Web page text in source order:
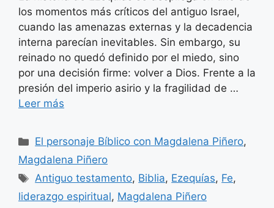
los momentos más críticos del antiguo Israel,
cuando las amenazas externas y la decadencia
interna parecían inevitables. Sin embargo, su
reinado no quedó definido por el miedo, sino
por una decisión firme: volver a Dios. Frente a la
presión del imperio asirio y la fragilidad de …
Leer más
Categorías
El personaje Bíblico con Magdalena Piñero,
Magdalena Piñero
Etiquetas
Antiguo testamento, Biblia, Ezequías, Fe,
liderazgo espiritual, Magdalena Piñero